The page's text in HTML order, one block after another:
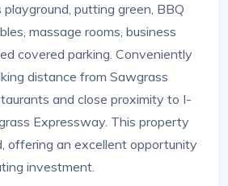
putting green, BBQ
massage rooms, business
covered parking. Conveniently
distance from Sawgrass
and close proximity to I-
Expressway. This property
offering an excellent opportunity
investment.